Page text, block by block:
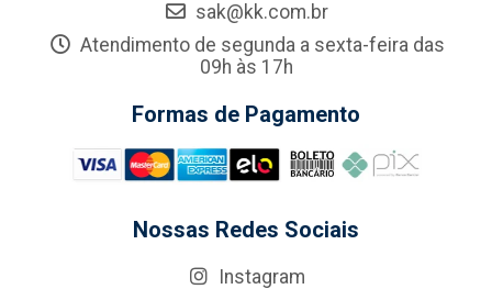
sak@kk.com.br
Atendimento de segunda a sexta-feira das
09h às 17h
Formas de Pagamento
Nossas Redes Sociais
Instagram